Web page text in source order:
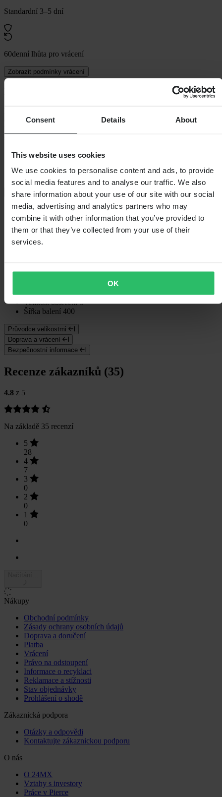
Consent Details About
This website uses cookies
We use cookies to personalise content and ads, to provide
social media features and to analyse our traffic. We also
share information about your use of our site with our social
media, advertising and analytics partners who may
combine it with other information that you’ve provided to
them or that they’ve collected from your use of their
services.
OK
Standardní 3–5 dní
60denní lhůta pro vrácení
Zobrazit podmínky vrácení
důrazem na bezpečnost v podobě reflexních panelů na vnější straně
Vlastnosti:
• Chrániče ramen: CE Level 1
• Chránič
+ Zobrazit celý popis
Specifikace
VoděodolnýAno
Barva
Ano – Odnímatelný
Výška balení400
Velikost oblečeníS
Šířka balení 400
Průvodce velikostmi
Doprava a vrácení
Bezpečnostní informace
Recenze zákazníků (35)
4.8 z 5
Na základě 35 recenzí
5
28
4
7
3
0
2
0
1
0
Nákupy
Obchodní podmínky
Zásady ochrany osobních údajů
Doprava a doručení
Platba
Vrácení
Právo na odstoupení
Informace o recyklaci
Reklamace a stížnosti
Stav objednávky
Prohlášení o shodě
Zákaznická podpora
Otázky a odpovědi
Kontaktujte zákaznickou podporu
O nás
O 24MX
Vztahy s investory
Práce v Pierce